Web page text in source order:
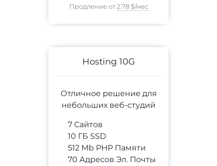
Продление от 2.78 $/мес
Hosting 10G
Отличное решение для
небольших веб-студий
7 Сайтов
10 ГБ SSD
512 Mb PHP Памяти
70 Адресов Эл. Почты